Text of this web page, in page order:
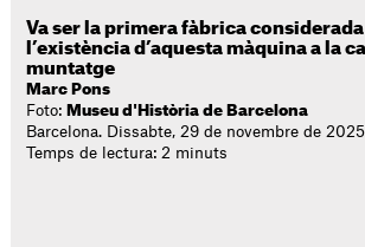
Va ser la primera fàbrica
l’existència d’aquesta màquina a la
muntatge
Marc Pons
Foto: Museu d'Història de Barcelona
Barcelona. Dissabte, 29 de novembre de
Temps de lectura: 2 minuts